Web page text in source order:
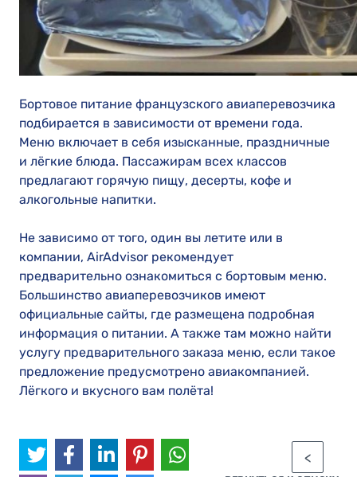
Бортовое питание французского авиаперевозчика
подбирается в зависимости от времени года.
Меню включает в себя изысканные, праздничные
и лёгкие блюда. Пассажирам всех классов
предлагают горячую пищу, десерты, кофе и
алкогольные напитки.
Не зависимо от того, один вы летите или в
компании, AirAdvisor рекомендует
предварительно ознакомиться с бортовым меню.
Большинство авиаперевозчиков имеют
официальные сайты, где размещена подробная
информация о питании. А также там можно найти
услугу предварительного заказа меню, если такое
предложение предусмотрено авиакомпанией.
Лёгкого и вкусного вам полёта!